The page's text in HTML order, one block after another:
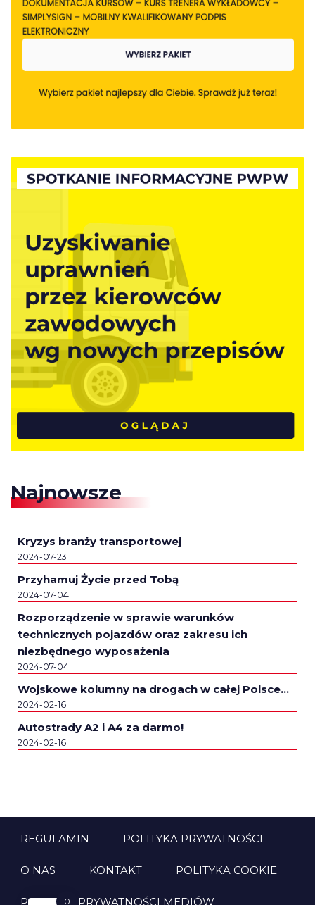
Najnowsze
Kryzys branży transportowej
2024-07-23
Przyhamuj Życie przed Tobą
2024-07-04
Rozporządzenie w sprawie warunków
technicznych pojazdów oraz zakresu ich
niezbędnego wyposażenia
2024-07-04
Wojskowe kolumny na drogach w całej Polsce…
2024-02-16
Autostrady A2 i A4 za darmo!
2024-02-16
REGULAMIN POLITYKA PRYWATNOŚCI
O NAS KONTAKT POLITYKA COOKIE
POLITYKA PRYWATNOŚCI MEDIÓW
0